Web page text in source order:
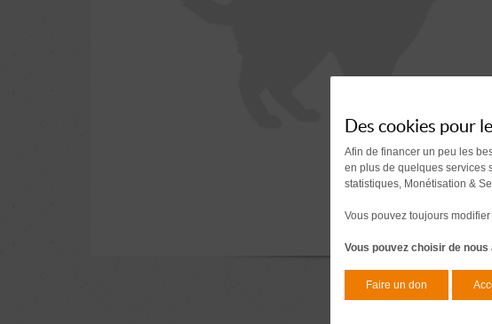
Des cookies pour
Afin de financer un peu les
en plus de quelques services
statistiques, Monétisation &
Vous pouvez toujours
Vous pouvez choisir de
Faire un don